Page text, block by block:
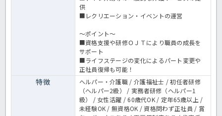
供
■レクリエーション・イベントの運営
～ポイント～
■資格支援や研修ＯＪＴにより職員の成長を
サポート
■ライフステージの変化によるパート変更や
正社員復帰も可能！
特徴
ヘルパー・介護職 / 介護福祉士 / 初任者研修
（ヘルパー2級） / 実務者研修（ヘルパー1
級） / 女性活躍 / 60歳代OK / 定年65歳以上 /
未経験OK / 無資格OK / 資格問わず正社員 / 賞